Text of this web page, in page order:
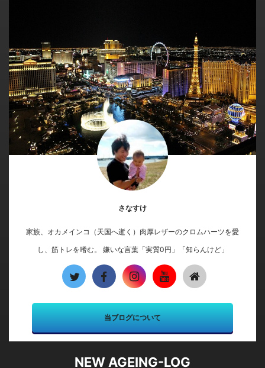
さなすけ
家族、オカメインコ（天国へ逝く）肉厚レザーのクロムハーツを愛
し、筋トレを嗜む。 嫌いな言葉「実質0円」「知らんけど」
当ブログについて
NEW AGEING-LOG